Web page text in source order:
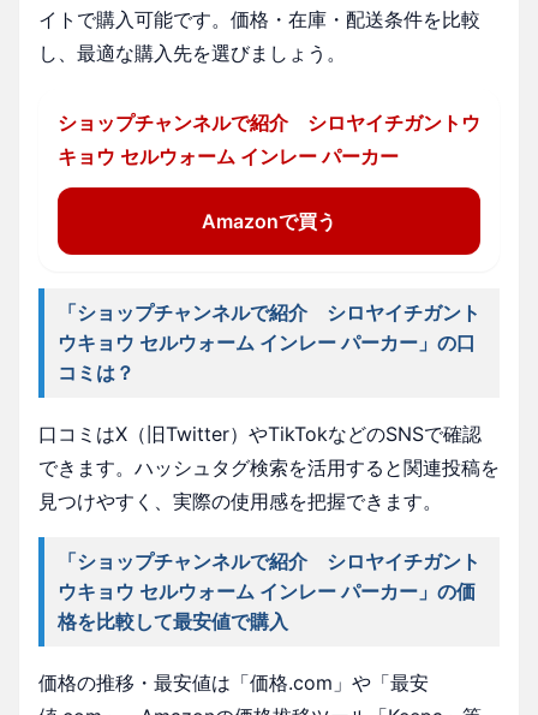
イトで購入可能です。価格・在庫・配送条件を比較
し、最適な購入先を選びましょう。
ショップチャンネルで紹介 シロヤイチガントウ
キョウ セルウォーム インレー パーカー
Amazonで買う
「ショップチャンネルで紹介 シロヤイチガント
ウキョウ セルウォーム インレー パーカー」の口
コミは？
口コミはX（旧Twitter）やTikTokなどのSNSで確認
できます。ハッシュタグ検索を活用すると関連投稿を
見つけやすく、実際の使用感を把握できます。
「ショップチャンネルで紹介 シロヤイチガント
ウキョウ セルウォーム インレー パーカー」の価
格を比較して最安値で購入
価格の推移・最安値は「価格.com」や「最安